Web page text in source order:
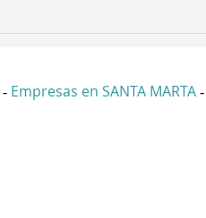
- Empresas en SANTA MARTA -